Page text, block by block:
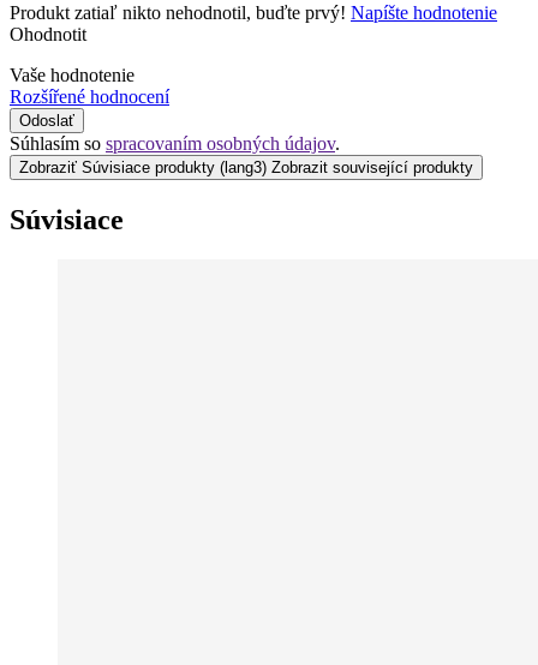
Produkt zatiaľ nikto nehodnotil, buďte prvý! Napíšte hodnotenie
Ohodnotit
Vaše hodnotenie
Rozšířené hodnocení
Odoslať
Súhlasím so spracovaním osobných údajov.
Zobraziť Súvisiace produkty (lang3) Zobrazit související produkty
Súvisiace